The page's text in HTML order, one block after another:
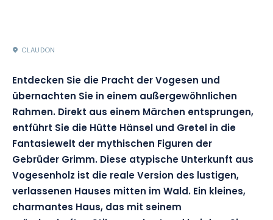
CLAUDON
Entdecken Sie die Pracht der Vogesen und
übernachten Sie in einem außergewöhnlichen
Rahmen. Direkt aus einem Märchen entsprungen,
entführt Sie die Hütte Hänsel und Gretel in die
Fantasiewelt der mythischen Figuren der
Gebrüder Grimm. Diese atypische Unterkunft aus
Vogesenholz ist die reale Version des lustigen,
verlassenen Hauses mitten im Wald. Ein kleines,
charmantes Haus, das mit seinem